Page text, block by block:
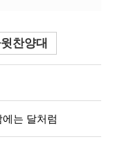
찬양대
는 달처럼